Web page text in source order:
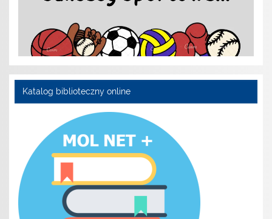
Katalog biblioteczny online